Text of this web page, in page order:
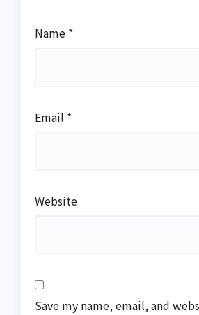
Name *
Email *
Website
Save my name, email, and